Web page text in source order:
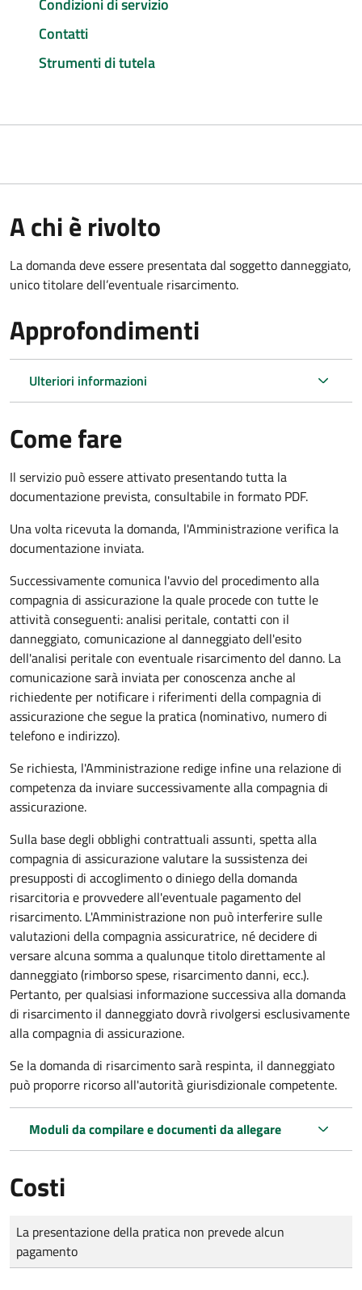
Condizioni di servizio
Contatti
Strumenti di tutela
A chi è rivolto
La domanda deve essere presentata dal soggetto danneggiato,
unico titolare dell’eventuale risarcimento.
Approfondimenti
Ulteriori informazioni
Come fare
Il servizio può essere attivato presentando tutta la
documentazione prevista, consultabile in formato PDF.
Una volta ricevuta la domanda, l'Amministrazione verifica la
documentazione inviata.
Successivamente comunica l'avvio del procedimento alla
compagnia di assicurazione la quale procede con tutte le
attività conseguenti: analisi peritale, contatti con il
danneggiato, comunicazione al danneggiato dell'esito
dell'analisi peritale con eventuale risarcimento del danno. La
comunicazione sarà inviata per conoscenza anche al
richiedente per notificare i riferimenti della compagnia di
assicurazione che segue la pratica (nominativo, numero di
telefono e indirizzo).
Se richiesta, l'Amministrazione redige infine una relazione di
competenza da inviare successivamente alla compagnia di
assicurazione.
Sulla base degli obblighi contrattuali assunti, spetta alla
compagnia di assicurazione valutare la sussistenza dei
presupposti di accoglimento o diniego della domanda
risarcitoria e provvedere all'eventuale pagamento del
risarcimento. L'Amministrazione non può interferire sulle
valutazioni della compagnia assicuratrice, né decidere di
versare alcuna somma a qualunque titolo direttamente al
danneggiato (rimborso spese, risarcimento danni, ecc.).
Pertanto, per qualsiasi informazione successiva alla domanda
di risarcimento il danneggiato dovrà rivolgersi esclusivamente
alla compagnia di assicurazione.
Se la domanda di risarcimento sarà respinta, il danneggiato
può proporre ricorso all'autorità giurisdizionale competente.
Moduli da compilare e documenti da allegare
Costi
Tipo di pagamento
Importo
La presentazione della pratica non prevede alcun
pagamento